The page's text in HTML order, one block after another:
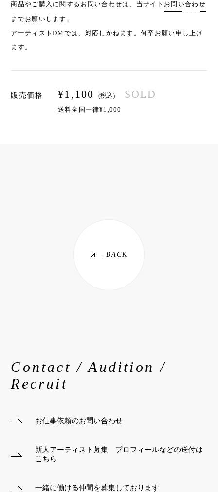
商品やご購入に関するお問い合わせは、当サイト お問い合わせ
までお願いします。
アーティストDMでは、対応しかねます。何卒お願い申し上げ
ます。
販売価格 ¥1,100 (税込) SOLD
送料全国一律¥1,000
BACK
Contact / Audition /
Recruit
お仕事依頼のお問い合わせ
新人アーティスト募集 プロフィールなどの送付は
こちら
一緒に働ける仲間を募集しております